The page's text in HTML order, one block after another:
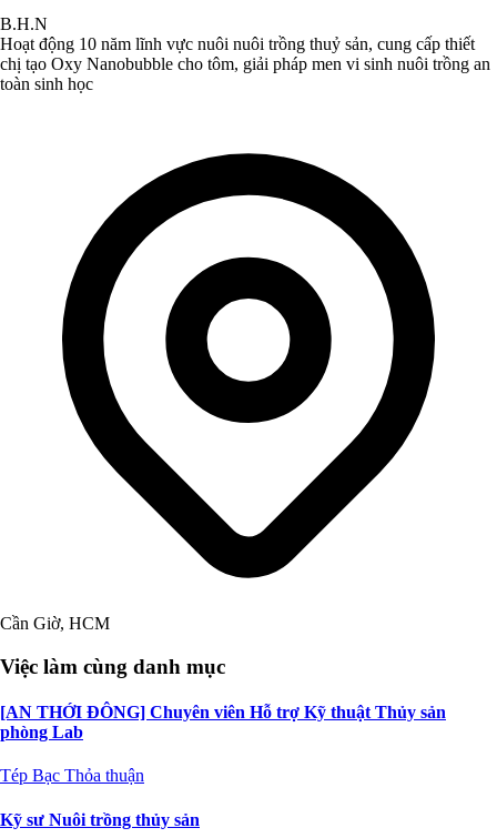
B.H.N
Hoạt động 10 năm lĩnh vực nuôi nuôi trồng thuỷ sản, cung cấp thiết
chị tạo Oxy Nanobubble cho tôm, giải pháp men vi sinh nuôi trồng an
toàn sinh học
Cần Giờ, HCM
Việc làm cùng danh mục
[AN THỚI ĐÔNG] Chuyên viên Hỗ trợ Kỹ thuật Thủy sản
phòng Lab
Tép Bạc Thỏa thuận
Kỹ sư Nuôi trồng thủy sản